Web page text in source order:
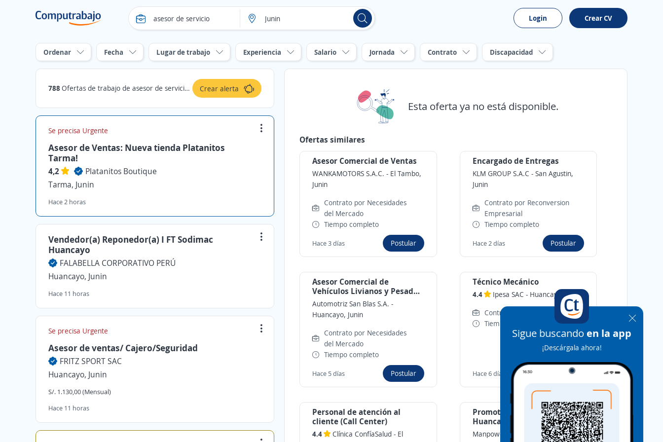
Login Crear CV
Ordenar Fecha Lugar de trabajo Experiencia Salario Jornada Contrato Discapacidad
788 Ofertas de trabajo de asesor de servicio en Junin Crear alerta
Se precisa Urgente
Asesor de Ventas: Nueva tienda Platanitos
Tarma!
4,2
Platanitos Boutique
Tarma, Junin
Hace 2 horas
Vendedor(a) Reponedor(a) I FT Sodimac
Huancayo
FALABELLA CORPORATIVO PERÚ
Huancayo, Junin
Hace 11 horas
Se precisa Urgente
Asesor de ventas/ Cajero/Seguridad
FRITZ SPORT SAC
Huancayo, Junin
S/. 1.130,00 (Mensual)
Hace 11 horas
Sigue buscando en la app
¡Descárgala ahora!
Esta oferta ya no está disponible.
Ofertas similares
Asesor Comercial de Ventas
WANKAMOTORS S.A.C. - El Tambo,
Junin
Contrato por Necesidades
del Mercado
Tiempo completo
Hace 3 días Postular
Encargado de Entregas
KLM GROUP S.A.C - San Agustin,
Junin
Contrato por Reconversion
Empresarial
Tiempo completo
Hace 2 días Postular
Asesor Comercial de
Vehículos Livianos y Pesados.
Huancayo
Automotriz San Blas S.A. -
Huancayo, Junin
Contrato por Necesidades
del Mercado
Tiempo completo
Hace 5 días Postular
Técnico Mecánico
4.4 Ipesa SAC - Huancayo, Junin
Contrato Intermitente
Tiempo completo
Hace 6 días Postular
Personal de atención al
cliente (Call Center)
4.4 Clínica ConfíaSalud - El
Promotor de Servicios BCP /
Huancayo
ManpowerGroup RPO -Huancayo,